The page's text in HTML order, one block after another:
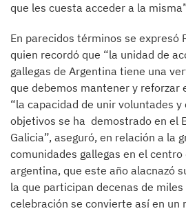
que les cuesta acceder a la
En parecidos términos se expresó
quien recordó que “la unidad de
gallegas de Argentina tiene una
que debemos mantener y reforzar
“la capacidad de unir voluntades y
objetivos se ha demostrado en el
Galicia”, aseguró, en relación a la
comunidades gallegas en el
argentina, que este año alacnazó
la que participan decenas de
celebración se convierte así en